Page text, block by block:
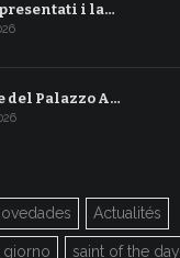
i la…
del Palazzo A…
Actualités
giorno saint of the day